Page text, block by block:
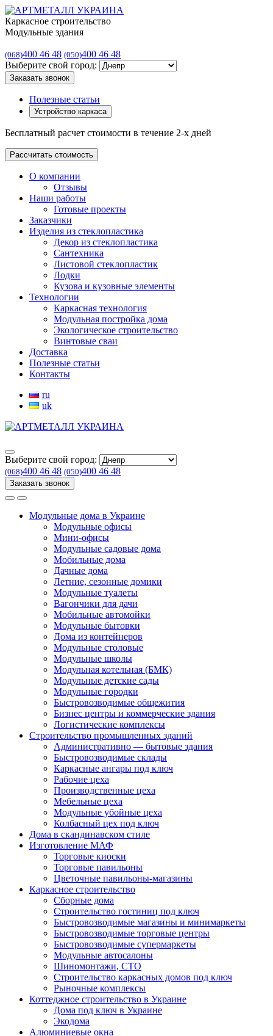
Каркасное строительство
Модульные здания
(068)400 46 48 (050)400 46 48
Выберите свой город:
Заказать звонок
Полезные статьи
Устройство каркаса
Бесплатный расчет стоимости в течение 2-х дней
Рассчитать стоимость
О компании
Отзывы
Наши работы
Готовые проекты
Заказчики
Изделия из стеклопластика
Декор из стеклопластика
Сантехника
Листовой стеклопластик
Лодки
Кузова и кузовные элементы
Технологии
Каркасная технология
Модульная постройка дома
Экологическое строительство
Винтовые сваи
Доставка
Полезные статьи
Контакты
ru
uk
Выберите свой город:
(068)400 46 48 (050)400 46 48
Заказать звонок
Модульные дома в Украине
Модульные офисы
Мини-офисы
Модульные садовые дома
Мобильные дома
Дачные дома
Летние, сезонные домики
Модульные туалеты
Вагончики для дачи
Мобильные автомойки
Модульные бытовки
Дома из контейнеров
Модульные столовые
Модульные школы
Модульная котельная (БМК)
Модульные детские сады
Модульные городки
Быстровозводимые общежития
Бизнес центры и коммерческие здания
Логистические комплексы
Строительство промышленных зданий
Административно — бытовые здания
Быстровозводимые склады
Каркасные ангары под ключ
Рабочие цеха
Производственные цеха
Мебельные цеха
Модульные убойные цеха
Колбасный цех под ключ
Дома в скандинавском стиле
Изготовление МАФ
Торговые киоски
Торговые павильоны
Цветочные павильоны-магазины
Каркасное строительство
Сборные дома
Строительство гостиниц под ключ
Быстровозводимые магазины и минимаркеты
Быстровозводимые торговые центры
Быстровозводимые супермаркеты
Модульные автосалоны
Шиномонтажи, СТО
Строительство каркасных домов под ключ
Рыночные комплексы
Коттеджное строительство в Украине
Дома под ключ в Украине
Экодома
Алюминиевые окна